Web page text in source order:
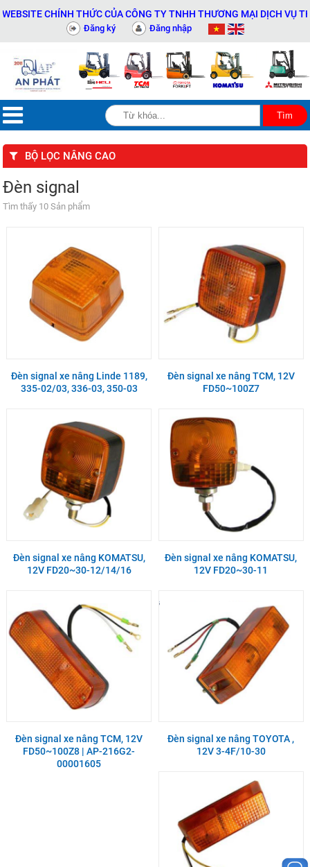
CHÍNH THỨC CỦA CÔNG TY TNHH THƯƠNG MẠI DỊCH VỤ
Đăng ký Đăng nhập
BỘ LỌC NÂNG CAO
Đèn signal
Tìm thấy 10 Sản phẩm
Đèn signal xe nâng Linde 1189,
335-02/03, 336-03, 350-03
Đèn signal xe nâng TCM, 12V
FD50~100Z7
Đèn signal xe nâng KOMATSU,
12V FD20~30-12/14/16
Đèn signal xe nâng KOMATSU,
12V FD20~30-11
Đèn signal xe nâng TCM, 12V
FD50~100Z8 | AP-216G2-
00001605
Đèn signal xe nâng TOYOTA ,
12V 3-4F/10-30